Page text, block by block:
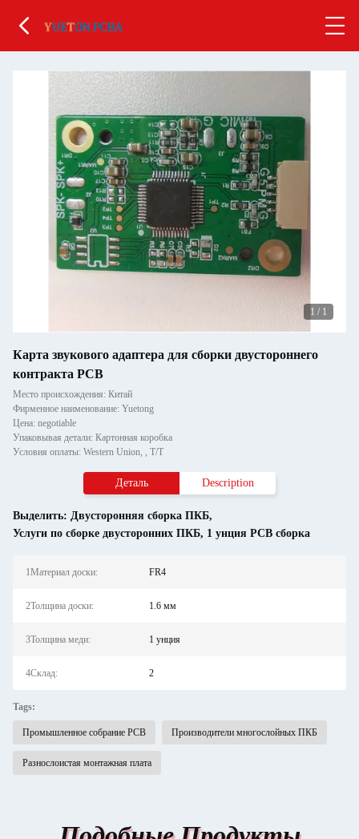
1 / 1
Карта звукового адаптера для сборки двустороннего
контракта PCB
Место происхождения: Китай
Фирменное наименование: Yuetong
Цена: negotiable
Упаковывая детали: Картонная коробка
Условия оплаты: Western Union, , T/T
Деталь Description
Выделить: Двусторонняя сборка ПКБ,
Услуги по сборке двусторонних ПКБ, 1 унция PCB сборка
1Материал доски: FR4
2Толщина доски: 1.6 мм
3Толщина меди: 1 унция
4Склад: 2
Tags:
Промышленное собрание PCB Производители многослойных ПКБ
Разнослоистая монтажная плата